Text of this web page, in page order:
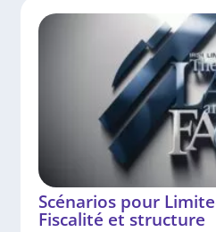
Scénarios pour
Fiscalité et structure